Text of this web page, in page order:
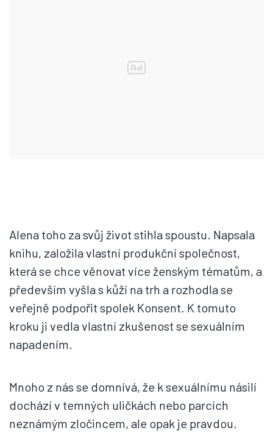
Alena toho za svůj život stihla spoustu. Napsala
knihu, založila vlastní produkční společnost,
která se chce věnovat více ženským tématům, a
především vyšla s kůží na trh a rozhodla se
veřejně podpořit spolek Konsent. K tomuto
kroku ji vedla vlastní zkušenost se sexuálním
napadením.
Mnoho z nás se domnívá, že k sexuálnímu násilí
dochází v temných uličkách nebo parcích
neznámým zločincem, ale opak je pravdou.